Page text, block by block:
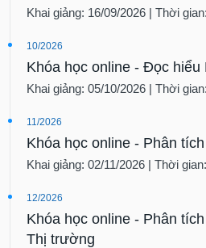
Khai giảng: 16/09/2026 | Thời
10/2026
Khóa học online - Đọc hiểu
Khai giảng: 05/10/2026 | Thời
11/2026
Khóa học online - Phân
Khai giảng: 02/11/2026 | Thời
12/2026
Khóa học online - Phân
Thị trường